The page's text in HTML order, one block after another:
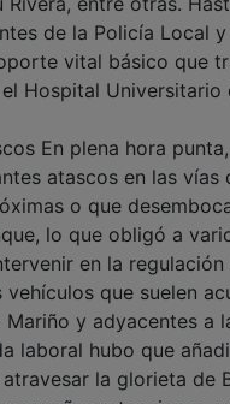
de la Policía Local y
vital básico que
Hospital Universitario
En plena hora punta,
atascos en las vías
o que
lo que obligó a
en la regulación
que suelen
Mariño y adyacentes a
laboral hubo que
la glorieta de
retenciones